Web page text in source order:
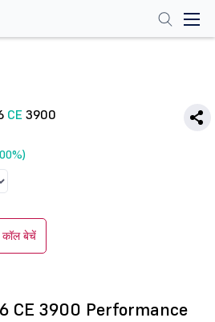
CE 3900
बेचें
CE 3900 Performance